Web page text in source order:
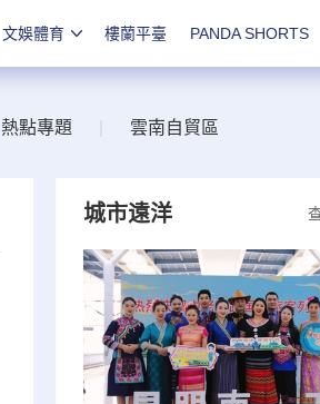
文娛體育 樓蘭平臺 PANDA SHORTS
熱點專題 雲南自貿區
城市遠洋